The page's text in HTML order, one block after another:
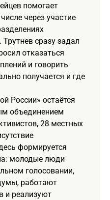
помогает
через участие
сразу задал
отказаться
и говорить
получается и где
России» остаётся
объединением
28 местных
формируется
молодые люди
голосовании,
работают
и реализуют